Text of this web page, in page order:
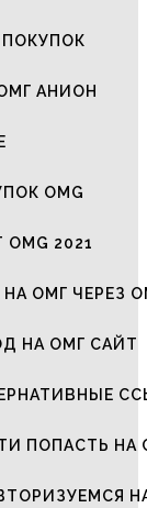
ПОКУПОК
АНИОН
OMG
2021
ОМГ ЧЕРЕЗ
НА ОМГ САЙТ
ПОПАСТЬ НА